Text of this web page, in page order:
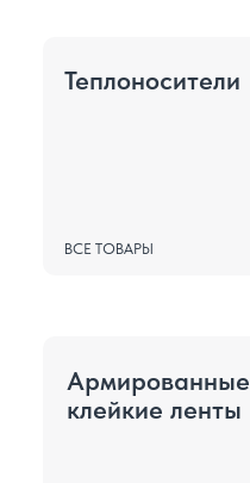
Теплоносители
Армированные
клейкие ленты
ВСЕ ТОВАРЫ